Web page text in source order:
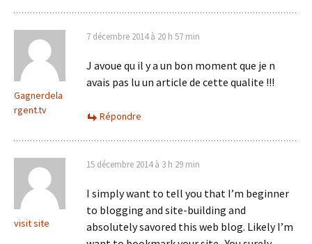
Gagnerdela
rgent.tv
7 décembre 2014 à 20 h 57 min
J avoue qu il y a un bon moment que je n
avais pas lu un article de cette qualite !!!
Répondre
visit site
15 décembre 2014 à 3 h 29 min
I simply want to tell you that I’m beginner
to blogging and site-building and
absolutely savored this web blog. Likely I’m